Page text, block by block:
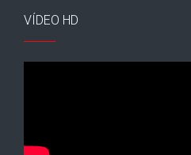
VÍDEO HD